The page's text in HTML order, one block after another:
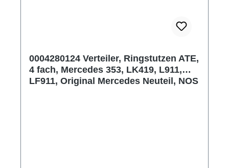
0004280124 Verteiler, Ringstutzen ATE,
4 fach, Mercedes 353, LK419, L911,
LF911, Original Mercedes Neuteil, NOS